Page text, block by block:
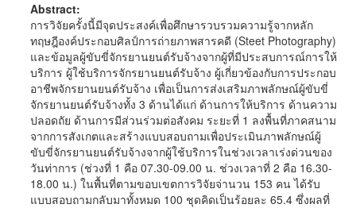
Abstract:
การวิจัยครั้งนี้มีจุดประสงค์เพื่อศึกษารวบรวมความรู้จากหลัก
ทฤษฎีองค์ประกอบศิลป์การถ่ายภาพสารคดี (Steet Photography)
และข้อมูลผู้ขับขี่จักรยานยนต์รับจ้างจากผู้ที่มีประสบการณ์การให้
บริการ ผู้ใช้บริการจักรยานยนต์รับจ้าง ผู้เกี่ยวข้องกับการประกอบ
อาชีพจักรยานยนต์รับจ้าง เพื่อเป็นการส่งเสริมภาพลักษณ์ผู้ขับขี่
จักรยานยนต์รับจ้างทั้ง 3 ด้านได้แก่ ด้านการให้บริการ ด้านความ
ปลอดถัย ด้านการมีส่วนร่วมต่อสังคม ระยะที่ 1 ลงพื้นที่ภาคสนาม
จากการสังเกตและสร้างแบบสอบถามเพื่อประเมินภาพลักษณ์ผู้
ขับขี่จักรยานยนต์รับจ้างจากผู้ใช้บริการในช่วงเวลาเร่งด่วนของ
วันท่าการ (ช่วงที่ 1 คือ 07.30-09.00 น. ช่วงเวลาที่ 2 คือ 16.30-
18.00 น.) ในพื้นที่ตามขอบเขตการวิจัยจ่านวน 153 คน ได้รับ
แบบสอบถามกลับมาทั้งหมด 100 ชุดคิดเป็นร้อยละ 65.4 ซึ่งผลที่